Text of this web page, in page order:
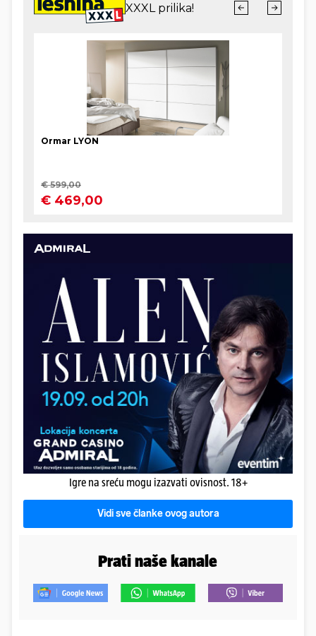
Igre na sreću mogu izazvati ovisnost. 18+
Vidi sve članke ovog autora
Prati naše kanale